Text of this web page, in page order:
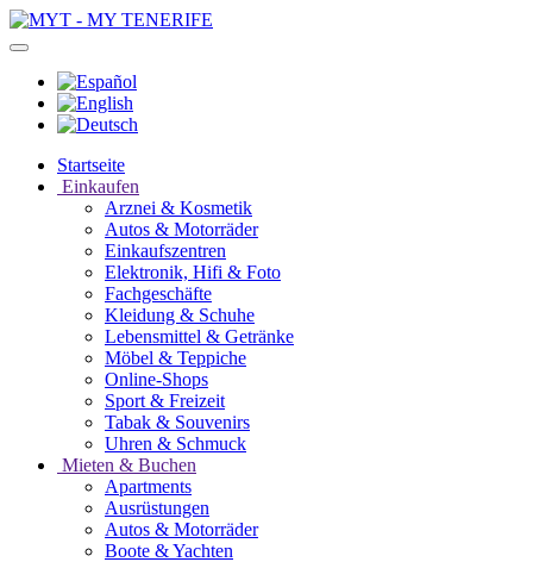
Startseite
Einkaufen
Arznei & Kosmetik
Autos & Motorräder
Einkaufszentren
Elektronik, Hifi & Foto
Fachgeschäfte
Kleidung & Schuhe
Lebensmittel & Getränke
Möbel & Teppiche
Online-Shops
Sport & Freizeit
Tabak & Souvenirs
Uhren & Schmuck
Mieten & Buchen
Apartments
Ausrüstungen
Autos & Motorräder
Boote & Yachten